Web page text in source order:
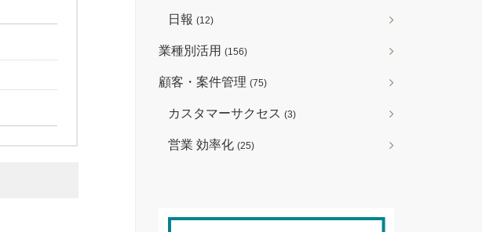
日報 (12)
業種別活用 (156)
顧客・案件管理 (75)
カスタマーサクセス (3)
営業 効率化 (25)